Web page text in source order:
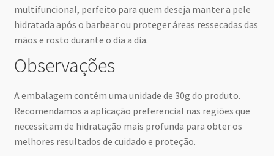
multifuncional, perfeito para quem deseja manter a pele
hidratada após o barbear ou proteger áreas ressecadas das
mãos e rosto durante o dia a dia.
Observações
A embalagem contém uma unidade de 30g do produto.
Recomendamos a aplicação preferencial nas regiões que
necessitam de hidratação mais profunda para obter os
melhores resultados de cuidado e proteção.